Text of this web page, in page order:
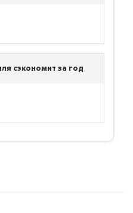
сэкономит за год